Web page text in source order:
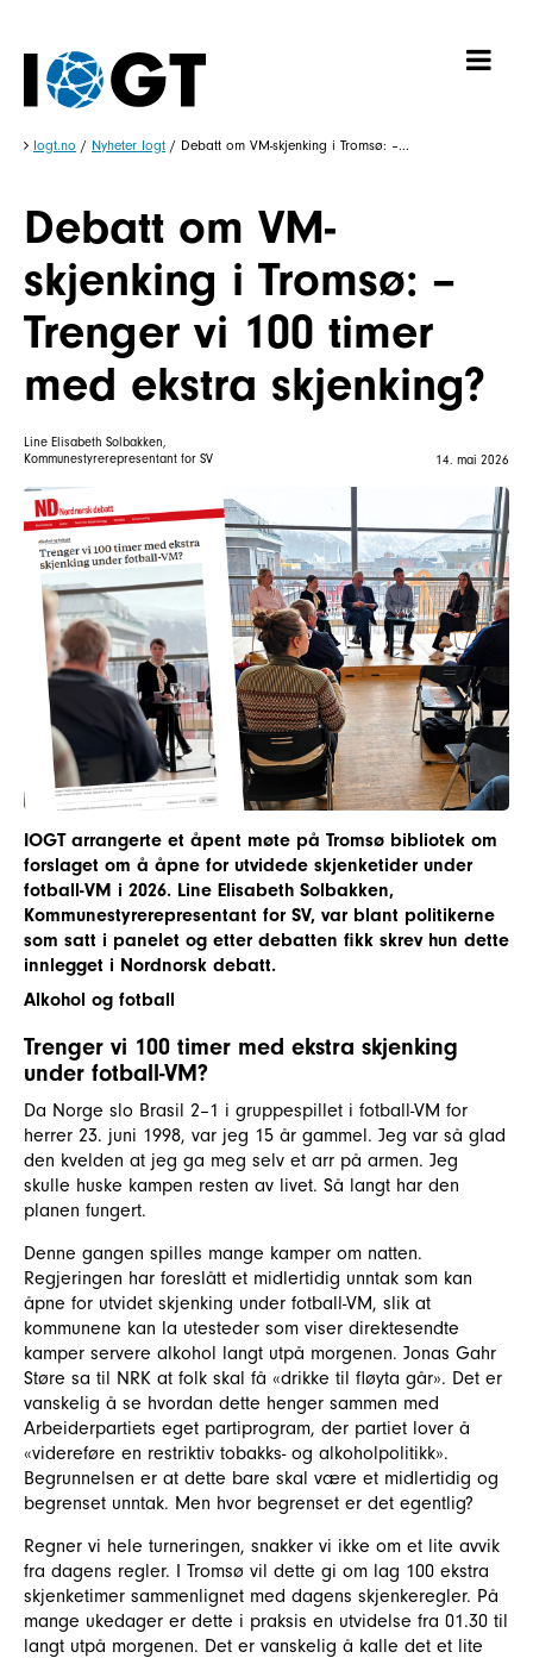
Iogt.no / Nyheter Iogt / Debatt om VM-skjenking i Tromsø: –...
Debatt om VM-
skjenking i Tromsø: –
Trenger vi 100 timer
med ekstra skjenking?
Line Elisabeth Solbakken,
Kommunestyrerepresentant for SV
14. mai 2026
IOGT arrangerte et åpent møte på Tromsø bibliotek om
forslaget om å åpne for utvidede skjenketider under
fotball-VM i 2026. Line Elisabeth Solbakken,
Kommunestyrerepresentant for SV, var blant politikerne
som satt i panelet og etter debatten fikk skrev hun dette
innlegget i Nordnorsk debatt.
Alkohol og fotball
Trenger vi 100 timer med ekstra skjenking
under fotball-VM?
Da Norge slo Brasil 2–1 i gruppespillet i fotball-VM for
herrer 23. juni 1998, var jeg 15 år gammel. Jeg var så glad
den kvelden at jeg ga meg selv et arr på armen. Jeg
skulle huske kampen resten av livet. Så langt har den
planen fungert.
Denne gangen spilles mange kamper om natten.
Regjeringen har foreslått et midlertidig unntak som kan
åpne for utvidet skjenking under fotball-VM, slik at
kommunene kan la utesteder som viser direktesendte
kamper servere alkohol langt utpå morgenen. Jonas Gahr
Støre sa til NRK at folk skal få «drikke til fløyta går». Det er
vanskelig å se hvordan dette henger sammen med
Arbeiderpartiets eget partiprogram, der partiet lover å
«videreføre en restriktiv tobakks- og alkoholpolitikk».
Begrunnelsen er at dette bare skal være et midlertidig og
begrenset unntak. Men hvor begrenset er det egentlig?
Regner vi hele turneringen, snakker vi ikke om et lite avvik
fra dagens regler. I Tromsø vil dette gi om lag 100 ekstra
skjenketimer sammenlignet med dagens skjenkeregler. På
mange ukedager er dette i praksis en utvidelse fra 01.30 til
langt utpå morgenen. Det er vanskelig å kalle det et lite